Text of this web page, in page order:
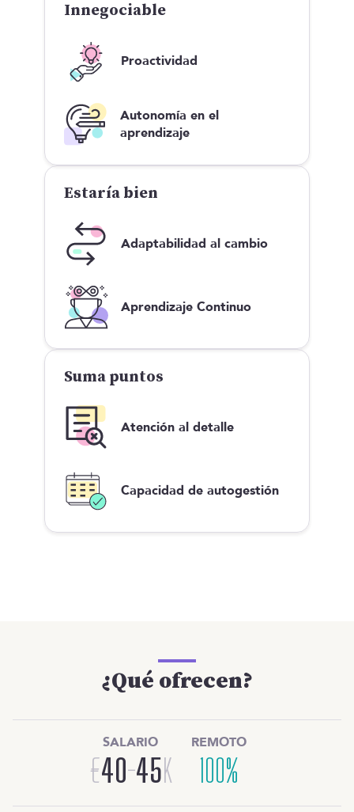
Innegociable
Proactividad
Autonomía en el
aprendizaje
Estaría bien
Adaptabilidad al cambio
Aprendizaje Continuo
Suma puntos
Atención al detalle
Capacidad de autogestión
¿Qué ofrecen?
SALARIO
€40-45K
REMOTO
100%